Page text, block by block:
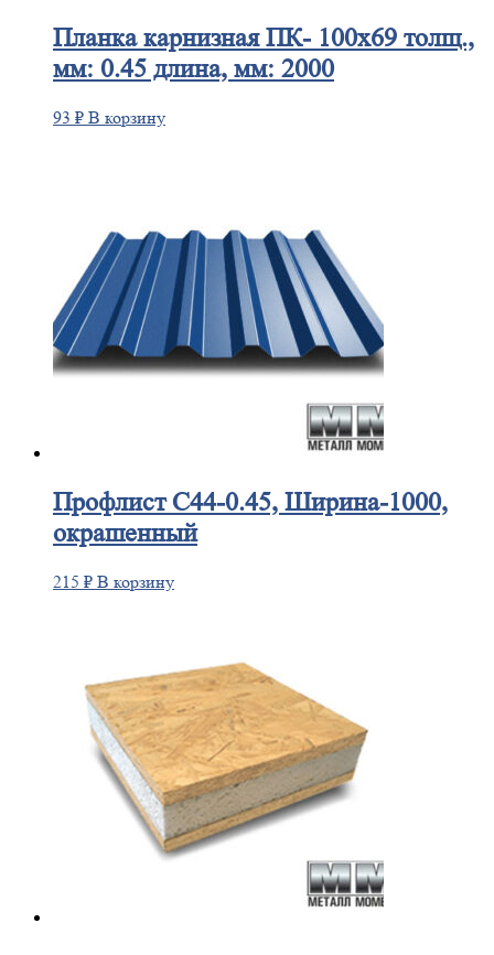
Планкакарнизная ПК- 100х69 толщ.,
мм: 0.45 длина, мм: 2000
93 ₽ В корзину
ПрофлистС44-0.45, Ширина-1000,
окрашенный
215 ₽ В корзину